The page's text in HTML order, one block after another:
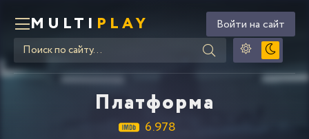
MULTI PLAY Войти на сайт
Платформа
6.978